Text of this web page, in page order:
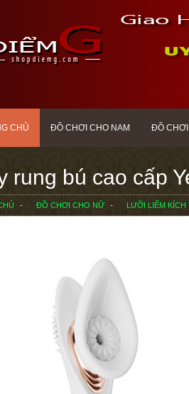
CHỦ ĐỒ CHƠI CHO NAM ĐỒ
rung bú cao cấp
ĐỒ CHƠI CHO NỮ LƯỠI LIẾM